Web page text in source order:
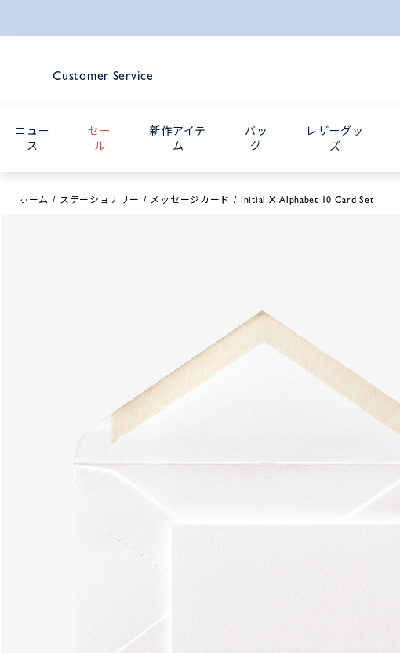
Customer Service
ニュー
ス
セー
ル
新作アイテ
ム
バッ
グ
レザーグッ
ズ
ホーム ステーショナリー メッセージカード Initial X Alphabet 10 Card Set